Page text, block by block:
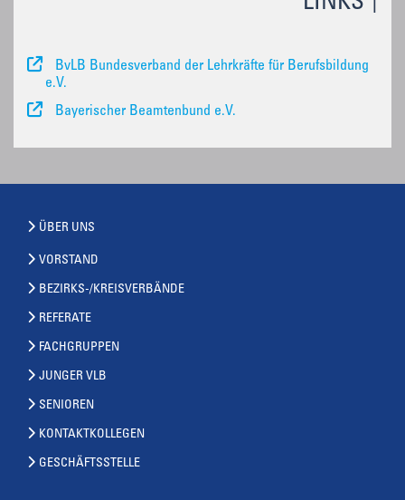
BvLB Bundesverband der Lehrkräfte für Berufsbildung
e.V.
Bayerischer Beamtenbund e.V.
ÜBER UNS
VORSTAND
BEZIRKS-/KREISVERBÄNDE
REFERATE
FACHGRUPPEN
JUNGER VLB
SENIOREN
KONTAKTKOLLEGEN
GESCHÄFTSSTELLE